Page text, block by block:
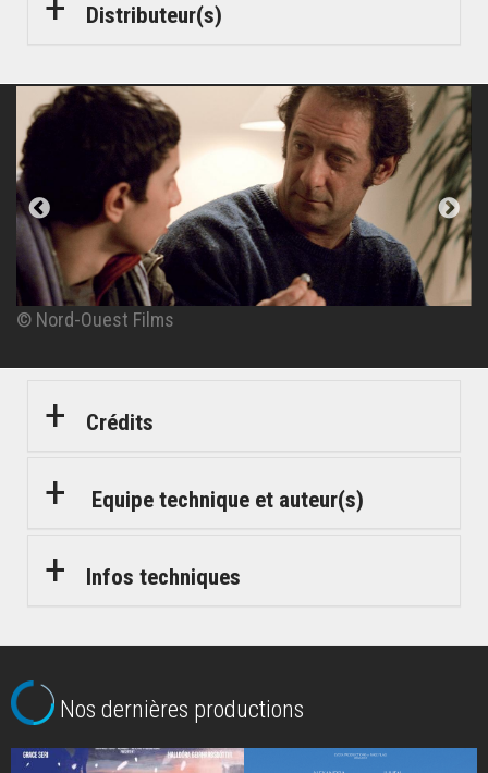
Distributeur(s)
© Nord-Ouest Films
© Nord-Ouest Films
© Nord-Ouest Films
© Nord-Ouest Films
© Nord-Ouest Films
© Nord-Ouest Films
© Nord-Ouest Films
Crédits
Equipe technique et auteur(s)
Infos techniques
Nos dernières productions